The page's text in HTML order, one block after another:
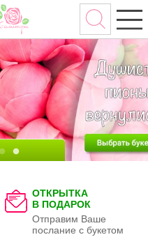
ОТКРЫТКА
В ПОДАРОК
Отправим Ваше
послание с букетом